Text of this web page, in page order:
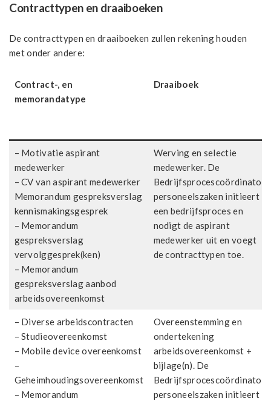
Contracttypen en draaiboeken
De contracttypen en draaiboeken zullen rekening houden
met onder andere:
Contract-, en
memorandatype
Draaiboek
– Motivatie aspirant
medewerker
– CV van aspirant medewerker
Memorandum gespreksverslag
kennismakingsgesprek
– Memorandum
gespreksverslag
vervolggesprek(ken)
– Memorandum
gespreksverslag aanbod
arbeidsovereenkomst
Werving en selectie
medewerker. De
Bedrijfsprocescoördinator
personeelszaken initieert
een bedrijfsproces en
nodigt de aspirant
medewerker uit en voegt
de contracttypen toe.
– Diverse arbeidscontracten
– Studieovereenkomst
– Mobile device overeenkomst
–
Geheimhoudingsovereenkomst
– Memorandum
Overeenstemming en
ondertekening
arbeidsovereenkomst +
bijlage(n). De
Bedrijfsprocescoördinator
personeelszaken initieert